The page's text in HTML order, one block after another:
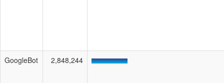
GoogleBot 2,848,244